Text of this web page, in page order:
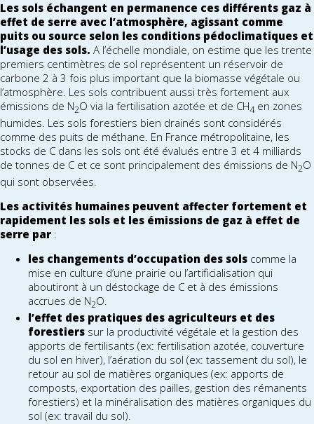
Les sols échangent en permanence ces différents gaz à
effet de serre avec l’atmosphère, agissant comme
puits ou source selon les conditions pédoclimatiques et
l’usage des sols. A l’échelle mondiale, on estime que les trente
premiers centimètres de sol représentent un réservoir de
carbone 2 à 3 fois plus important que la biomasse végétale ou
l’atmosphère. Les sols contribuent aussi très fortement aux
émissions de N2O via la fertilisation azotée et de CH4 en zones
humides. Les sols forestiers bien drainés sont considérés
comme des puits de méthane. En France métropolitaine, les
stocks de C dans les sols ont été évalués entre 3 et 4 milliards
de tonnes de C et ce sont principalement des émissions de N2O
qui sont observées.
Les activités humaines peuvent affecter fortement et
rapidement les sols et les émissions de gaz à effet de
serre par :
les changements d’occupation des sols comme la
mise en culture d’une prairie ou l’artificialisation qui
aboutiront à un déstockage de C et à des émissions
accrues de N2O.
l’effet des pratiques des agriculteurs et des
forestiers sur la productivité végétale et la gestion des
apports de fertilisants (ex: fertilisation azotée, couverture
du sol en hiver), l’aération du sol (ex: tassement du sol), le
retour au sol de matières organiques (ex: apports de
composts, exportation des pailles, gestion des rémanents
forestiers) et la minéralisation des matières organiques du
sol (ex: travail du sol).